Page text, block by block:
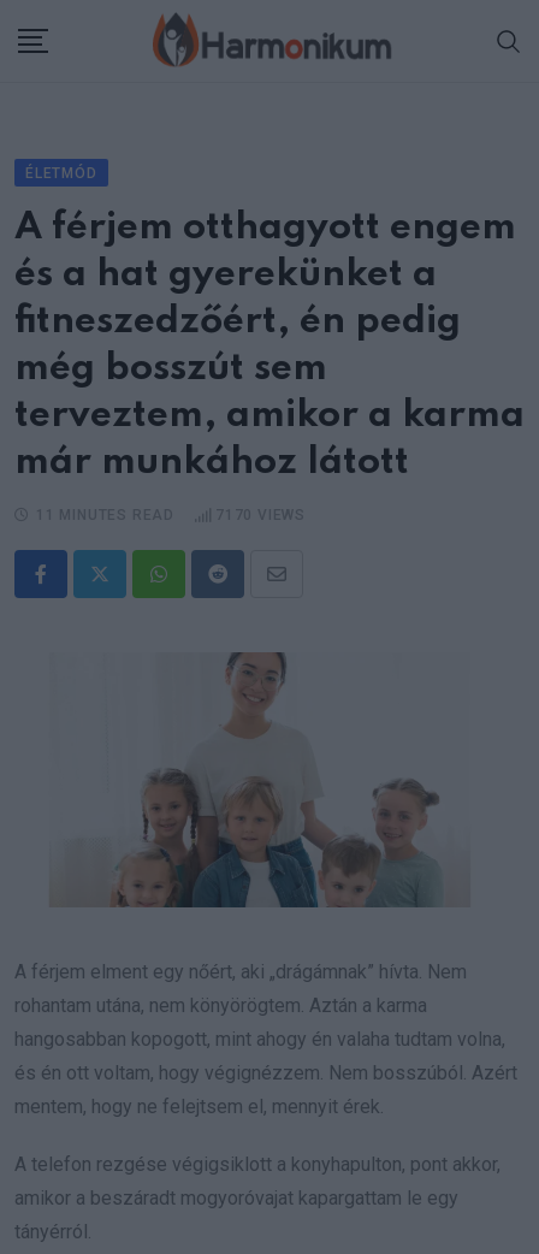
ÉLETMÓD
A férjem otthagyott engem
és a hat gyerekünket a
fitneszedzőért, én pedig
még bosszút sem
terveztem, amikor a karma
már munkához látott
WhatsappRedditShare
Email
A férjem elment egy nőért, aki „drágámnak” hívta. Nem
rohantam utána, nem könyörögtem. Aztán a karma
hangosabban kopogott, mint ahogy én valaha tudtam volna,
és én ott voltam, hogy végignézzem. Nem bosszúból. Azért
mentem, hogy ne felejtsem el, mennyit érek.
A telefon rezgése végigsiklott a konyhapulton, pont akkor,
amikor a beszáradt mogyoróvajat kapargattam le egy
tányérról.